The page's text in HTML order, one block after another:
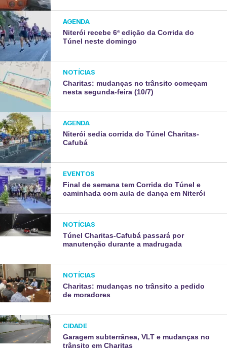
AGENDA
Niterói recebe 6ª edição da Corrida do
Túnel neste domingo
NOTÍCIAS
Charitas: mudanças no trânsito começam
nesta segunda-feira (10/7)
AGENDA
Niterói sedia corrida do Túnel Charitas-
Cafubá
EVENTOS
Final de semana tem Corrida do Túnel e
caminhada com aula de dança em Niterói
NOTÍCIAS
Túnel Charitas-Cafubá passará por
manutenção durante a madrugada
NOTÍCIAS
Charitas: mudanças no trânsito a pedido
de moradores
CIDADE
Garagem subterrânea, VLT e mudanças no
trânsito em Charitas